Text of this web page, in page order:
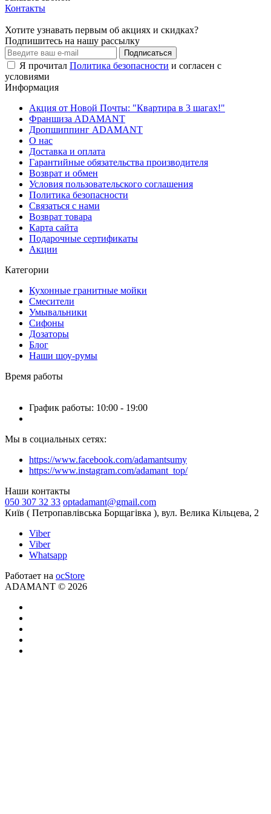
Контакты
Хотите узнавать первым об акциях и скидках?
Подпишитесь на нашу рассылку
Подписаться
Я прочитал Политика безопасности и согласен с
условиями
Информация
Акция от Новой Почты: "Квартира в 3 шагах!"
Франшиза ADAMANT
Дропшиппинг ADAMANT
О нас
Доставка и оплата
Гарантийные обязательства производителя
Возврат и обмен
Условия пользовательского соглашения
Политика безопасности
Связаться с нами
Возврат товара
Карта сайта
Подарочные сертификаты
Акции
Категории
Кухонные гранитные мойки
Смесители
Умывальники
Сифоны
Дозаторы
Блог
Наши шоу-румы
Время работы
График работы: 10:00 - 19:00
Мы в социальных сетях:
https://www.facebook.com/adamantsumy
https://www.instagram.com/adamant_top/
Наши контакты
050 307 32 33 optadamant@gmail.com
Київ ( Петропавлівська Борщагівка ), вул. Велика Кільцева, 2
Viber
Viber
Whatsapp
Работает на ocStore
ADAMANT © 2026